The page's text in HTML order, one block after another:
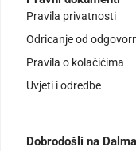
Pravila privatnosti
Odricanje od
Pravila o kolačićima
Uvjeti i odredbe
Dobrodošli na